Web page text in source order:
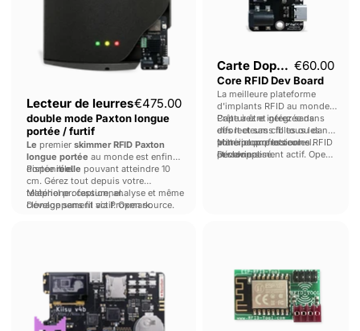
Lecteur de leurres€475.00
double mode Paxton longue
portée / furtif
Le premier skimmer RFID Paxton
longue portée au monde est enfin
disponible.
Portéeréelle pouvant atteindre 10
cm. Gérez tout depuis votre
téléphone : capture, analyse et même
clonage sans fil via Proxmark.
Matériel professionnel.
Développement actif. Open source.
Carte Doppelgänger €60.00
Core RFID Dev Board
La meilleure plateforme
d'implants RFID au monde.
Capturez et gérez sans
effort et sans fil tous les
principaux protocoles RFID
et claviers.
Prête à être intégrée dans
des lecteurs cibles ou dans
votre propre lecteur
personnalisé.
Matériel professionnel.
Développement actif. Open
la
pince
compacte